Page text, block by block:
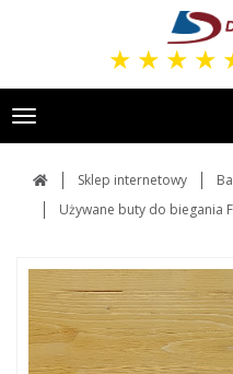
★ ★ ★ ★
Toggle
navigation
Sklep internetowy
Używane buty do biegania